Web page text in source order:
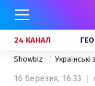
24 КАНАЛ
Showbiz Українські
16 березня, 16:33